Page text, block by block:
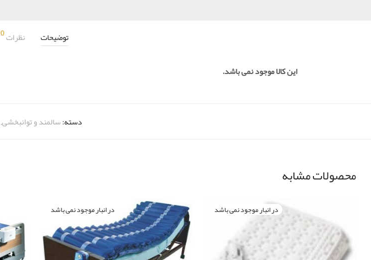
توضیحات نظرات0
این کالا موجود نمی باشد.
دسته:سالمند و توانبخشی,
محصولات مشابه